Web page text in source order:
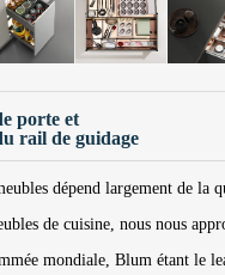
porte et
rail de guidage
dépend largement de la
de cuisine, nous nous
mondiale, Blum étant le